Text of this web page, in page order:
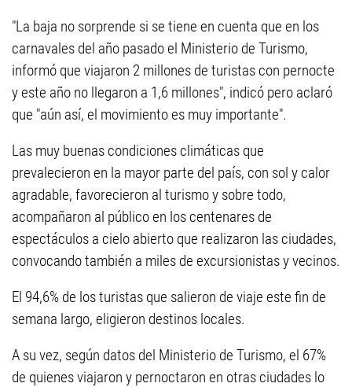
"La baja no sorprende si se tiene en cuenta que en los
carnavales del año pasado el Ministerio de Turismo,
informó que viajaron 2 millones de turistas con pernocte
y este año no llegaron a 1,6 millones", indicó pero aclaró
que "aún así, el movimiento es muy importante".
Las muy buenas condiciones climáticas que
prevalecieron en la mayor parte del país, con sol y calor
agradable, favorecieron al turismo y sobre todo,
acompañaron al público en los centenares de
espectáculos a cielo abierto que realizaron las ciudades,
convocando también a miles de excursionistas y vecinos.
El 94,6% de los turistas que salieron de viaje este fin de
semana largo, eligieron destinos locales.
A su vez, según datos del Ministerio de Turismo, el 67%
de quienes viajaron y pernoctaron en otras ciudades lo